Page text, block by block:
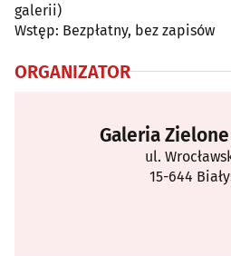
galerii)
Wstęp: Bezpłatny, bez zapisów
ORGANIZATOR
Galeria
ul.
15-644